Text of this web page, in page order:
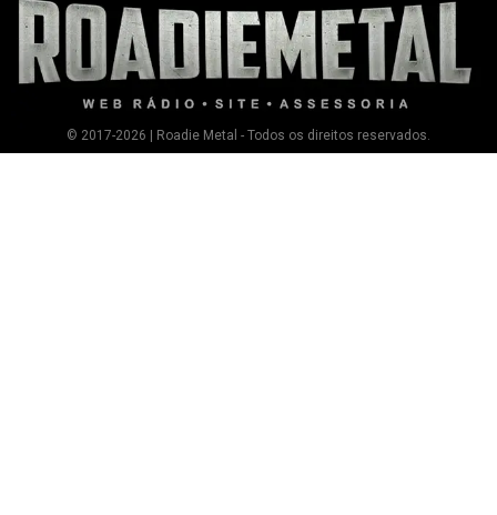
© 2017-2026 | Roadie Metal - Todos os direitos reservados.